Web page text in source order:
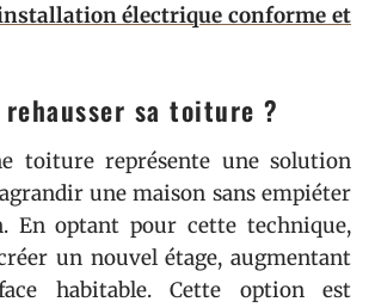
électrique conforme et
sa toiture ?
toiture représente une solution
une maison sans empiéter
En optant pour cette technique,
un nouvel étage, augmentant
habitable. Cette option est